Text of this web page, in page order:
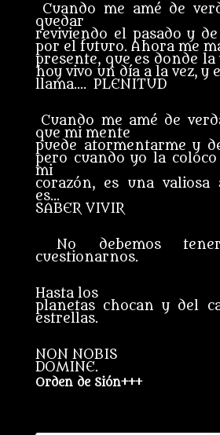
Cuando me amé de
quedar
reviviendo el pasado y
por el futuro. Ahora me
presente, que es donde la
hoy vivo un día a la vez, y
llama…. PLENITUD
Cuando me amé de
que mi mente
puede atormentarme y
pero cuando yo la
mi
corazón, es una valiosa
es…
SABER VIVIR
No debemos
cuestionarnos.
Hasta los
planetas chocan y del
estrellas.
NON NOBIS
DOMINE.
Orden de Sión+++